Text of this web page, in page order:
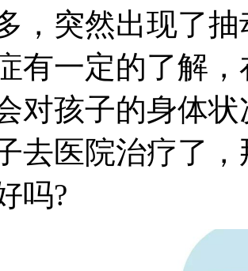
，突然出现了
有一定的了解
对孩子的身体
去医院治疗了
吗?